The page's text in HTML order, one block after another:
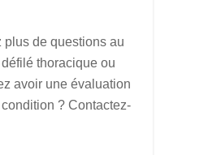
plus de questions au
thoracique ou
avoir une évaluation
? Contactez-